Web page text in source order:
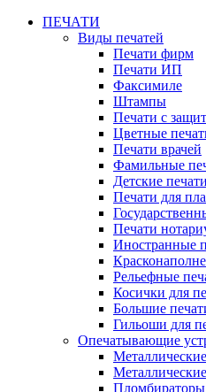
ПЕЧАТИ
Виды печатей
Печати фирм
Печати ИП
Факсимиле
Штампы
Печати с
Цветные
Печати врачей
Фамильные
Детские печати
Печати для
Печати
Иностранные
Рельефные
Косички для
Большие
Гильоши для
Опечатывающие
Пломбираторы